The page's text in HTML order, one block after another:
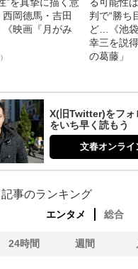
岡德馬・吉田
映画『月がみ
判で“勝ち
ど…《池
幸三を説
の葛藤」
X(旧Twitter)をフォ
をいち早く読もう
文春オンラ
記事のランキング
エンタメ 総合
24時間 週間